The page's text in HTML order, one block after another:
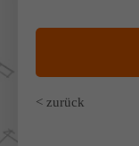
< zurück